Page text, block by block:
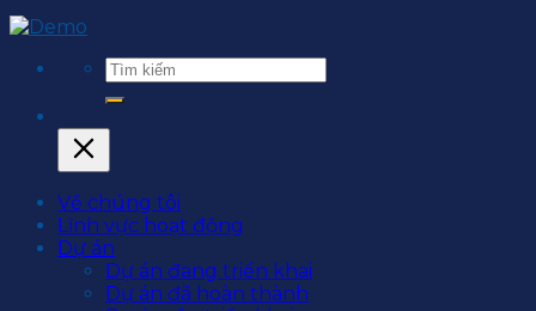
Về chúng tôi
Lĩnh vực hoạt động
Dự án
Dự án đang triển khai
Dự án đã hoàn thành